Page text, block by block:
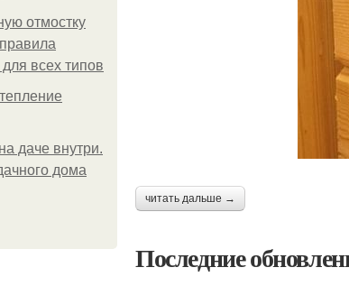
отмостку
всех типов
даче внутри.
дома
читать дальше →
Последние